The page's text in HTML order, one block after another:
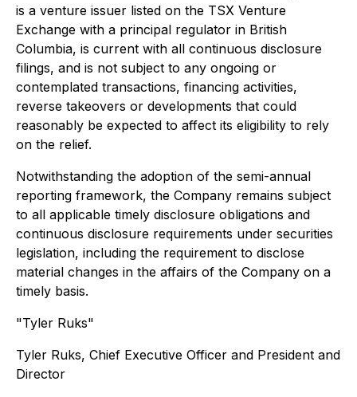
is a venture issuer listed on the TSX Venture
Exchange with a principal regulator in British
Columbia, is current with all continuous disclosure
filings, and is not subject to any ongoing or
contemplated transactions, financing activities,
reverse takeovers or developments that could
reasonably be expected to affect its eligibility to rely
on the relief.
Notwithstanding the adoption of the semi-annual
reporting framework, the Company remains subject
to all applicable timely disclosure obligations and
continuous disclosure requirements under securities
legislation, including the requirement to disclose
material changes in the affairs of the Company on a
timely basis.
"Tyler Ruks"
Tyler Ruks, Chief Executive Officer and President and
Director